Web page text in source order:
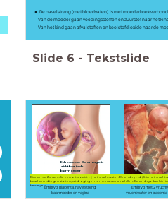
De navelstreng (met bloedvaten) is met moederkoek
Van de moeder gaan voedingsstoffen en zuurstof naar het
Van het kind gaanafvalstoffen en koolstofdioxide naar de
Slide 6 - Tekstslide
Embryo, placenta, navelstreng,
baarmoeder en vagina
Embryo met 2
vruchtwater en placenta
Binnen de 2 vruchtvliezen zit vloeistof, het vruchtwater. De embryo drijft in het
beschermd tegen stoten, uitdroging en temperatuurverschillen. De embryo kan hierin
bewegen.
Echoscopie: De embryo is
zichtbaar in de
baarmoeder